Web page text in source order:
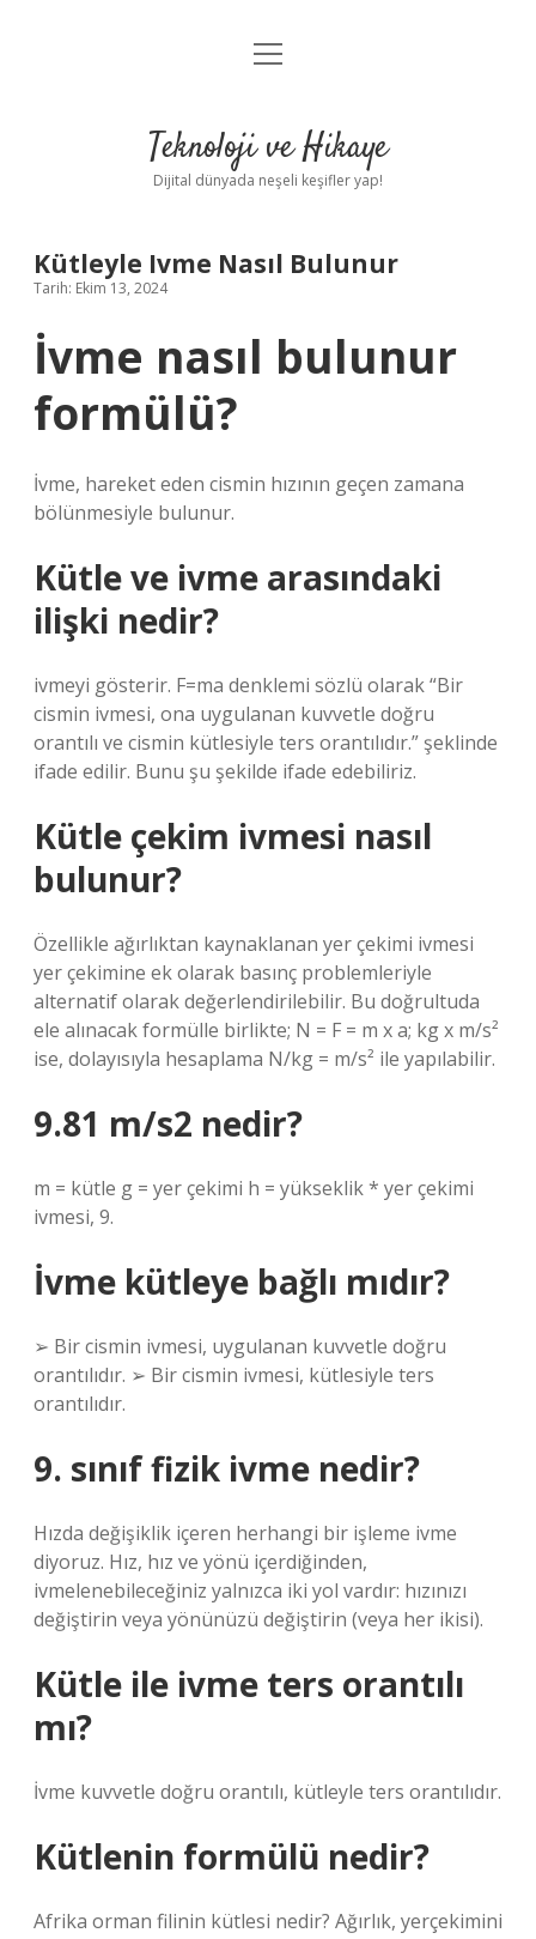
Anasayfa
Yasal Uyarı
menüyü
Teknoloji ve Hikaye
Dijital dünyada neşeli keşifler yap!
Kütleyle Ivme Nasıl Bulunur
Tarih: Ekim 13, 2024
İvme nasıl bulunur
formülü?
İvme, hareket eden cismin hızının geçen zamana
bölünmesiyle bulunur.
Kütle ve ivme arasındaki
ilişki nedir?
ivmeyi gösterir. F=ma denklemi sözlü olarak “Bir
cismin ivmesi, ona uygulanan kuvvetle doğru
orantılı ve cismin kütlesiyle ters orantılıdır.” şeklinde
ifade edilir. Bunu şu şekilde ifade edebiliriz.
Kütle çekim ivmesi nasıl
bulunur?
Özellikle ağırlıktan kaynaklanan yer çekimi ivmesi
yer çekimine ek olarak basınç problemleriyle
alternatif olarak değerlendirilebilir. Bu doğrultuda
ele alınacak formülle birlikte; N = F = m x a; kg x m/s²
ise, dolayısıyla hesaplama N/kg = m/s² ile yapılabilir.
9.81 m/s2 nedir?
m = kütle g = yer çekimi h = yükseklik * yer çekimi
ivmesi, 9.
İvme kütleye bağlı mıdır?
➢ Bir cismin ivmesi, uygulanan kuvvetle doğru
orantılıdır. ➢ Bir cismin ivmesi, kütlesiyle ters
orantılıdır.
9. sınıf fizik ivme nedir?
Hızda değişiklik içeren herhangi bir işleme ivme
diyoruz. Hız, hız ve yönü içerdiğinden,
ivmelenebileceğiniz yalnızca iki yol vardır: hızınızı
değiştirin veya yönünüzü değiştirin (veya her ikisi).
Kütle ile ivme ters orantılı
mı?
İvme kuvvetle doğru orantılı, kütleyle ters orantılıdır.
Kütlenin formülü nedir?
Afrika orman filinin kütlesi nedir? Ağırlık, yerçekimini